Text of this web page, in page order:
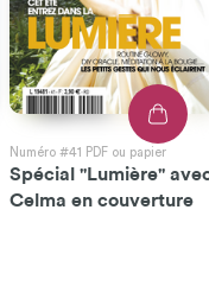
Numéro #41 PDF ou papier
Spécial "Lumière"
Celma en couverture